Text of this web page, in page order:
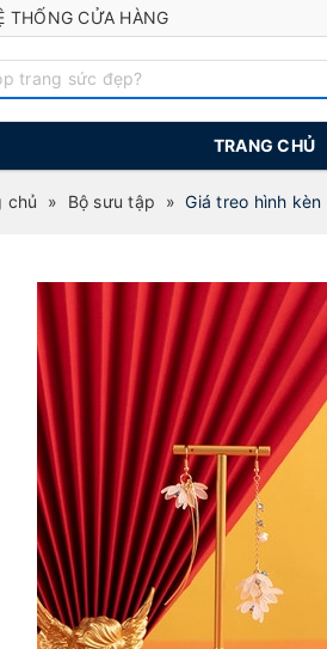
THỐNG CỬA HÀNG
TRANG CHỦ
chủ » Bộ sưu tập » Giá treo hình